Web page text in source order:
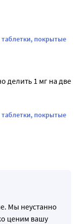
таблетки, покрытые
делить 1 мг на две
таблетки, покрытые
Мы неустанно
ценим вашу